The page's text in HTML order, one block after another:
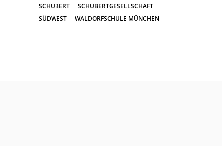
SCHUBERT
SCHUBERTGESELLSCHAFT
SÜDWEST
WALDORFSCHULE MÜNCHEN